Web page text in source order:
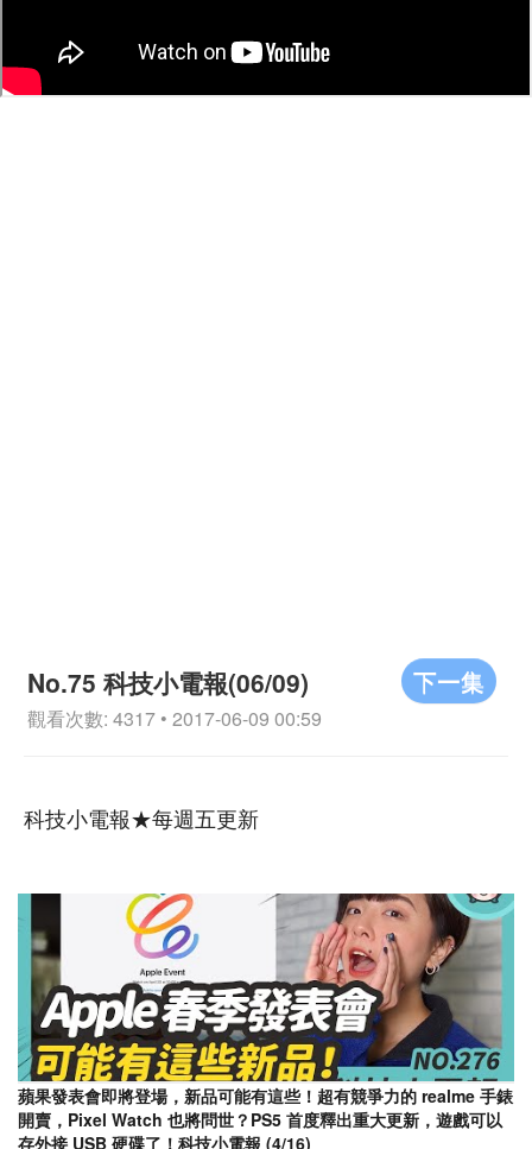
下一集
No.75 科技小電報(06/09)
觀看次數: 4317 • 2017-06-09 00:59
科技小電報★每週五更新
蘋果發表會即將登場，新品可能有這些！超有競爭力的 realme 手錶
開賣，Pixel Watch 也將問世？PS5 首度釋出重大更新，遊戲可以
存外接 USB 硬碟了！科技小電報 (4/16)